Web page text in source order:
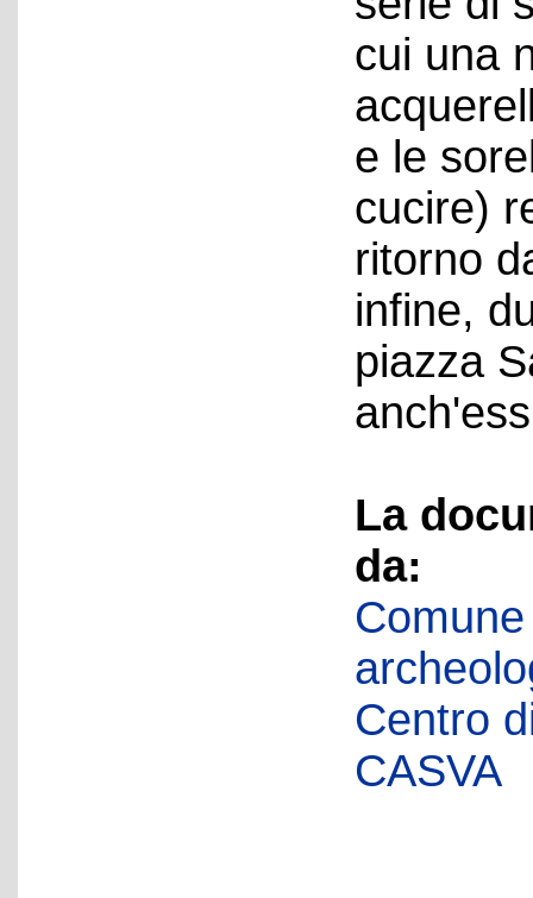
cui una
e le
cucire)
ritorno
infine,
piazza
La
da:
Centro
CASVA